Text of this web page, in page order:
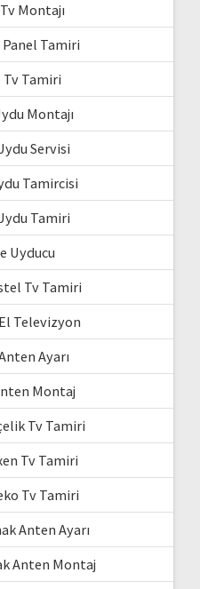
Montajı
Panel Tamiri
Tv Tamiri
Montajı
Servisi
Tamircisi
Tamiri
Uyducu
Tv Tamiri
Televizyon
Ayarı
Montaj
Tv Tamiri
Tv Tamiri
Tv Tamiri
Anten Ayarı
Anten Montaj